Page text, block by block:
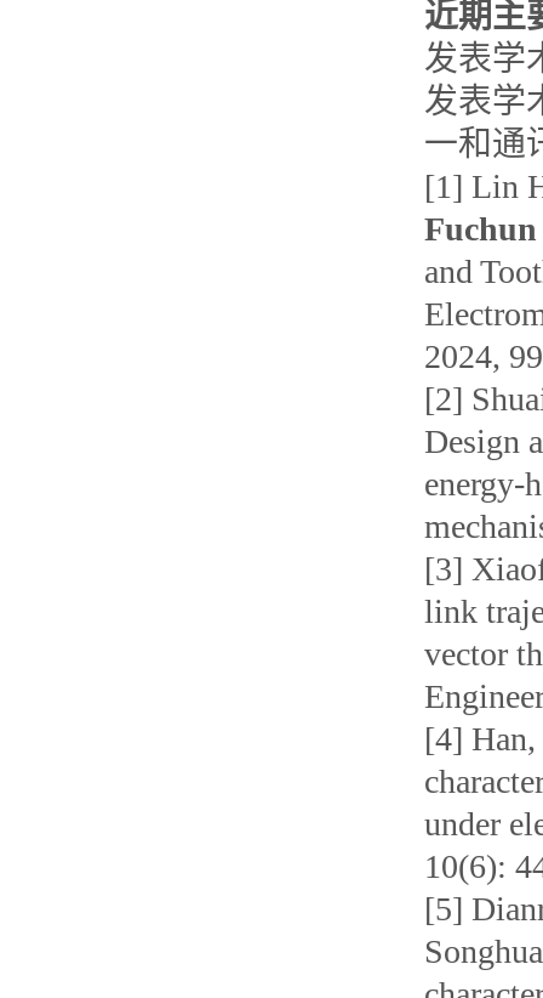
近期主
发表学
发表学
一和通
[1] Lin
Fuchun
and
2024,
[2]
Design
energy-
[3]
link
vector
[4]
under
10(6):
[5]